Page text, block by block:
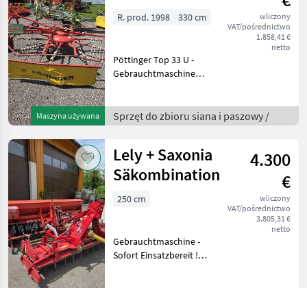
Maszyna używana
wliczony
VAT/pośrednictwo
1.858,41 €
netto
R. prod. 1998 330 cm
Pöttinger Top 33 U -
Gebrauchtmaschine
Leistungsbedarf ab 30PS
Schwadablage links
Schwadtuch P
Sprzęt do zbioru siana i paszowy /
Lely + Saxonia
Säkombination
4.300
€
wliczony
VAT/pośrednictwo
3.805,31 €
netto
250 cm
Gebrauchtmaschine -
Sofort Einsatzbereit !